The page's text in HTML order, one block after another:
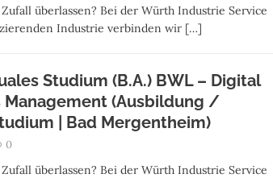
überlassen? Bei der Würth Industrie Service
Industrie verbinden wir […]
Studium (B.A.) BWL – Digital
Management (Ausbildung /
| Bad Mergentheim)
0
überlassen? Bei der Würth Industrie Service